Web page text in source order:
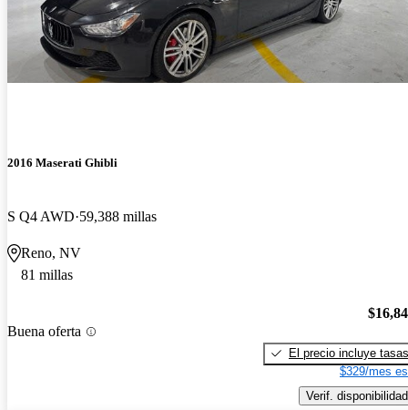
2016 Maserati Ghibli
S Q4 AWD 59,388 millas
Reno, NV
81 millas
Buena oferta
El precio incluye tasas
$329/mes
Verif. disponibilidad